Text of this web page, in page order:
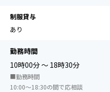
制服貸与
あり
勤務時間
10時00分 ～ 18時30分
■勤務時間
10:00～18:30の間で応相談